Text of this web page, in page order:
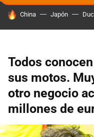
HOY SE HABLA DE
China Japón
Todos
sus motos.
otro negocio
millones de